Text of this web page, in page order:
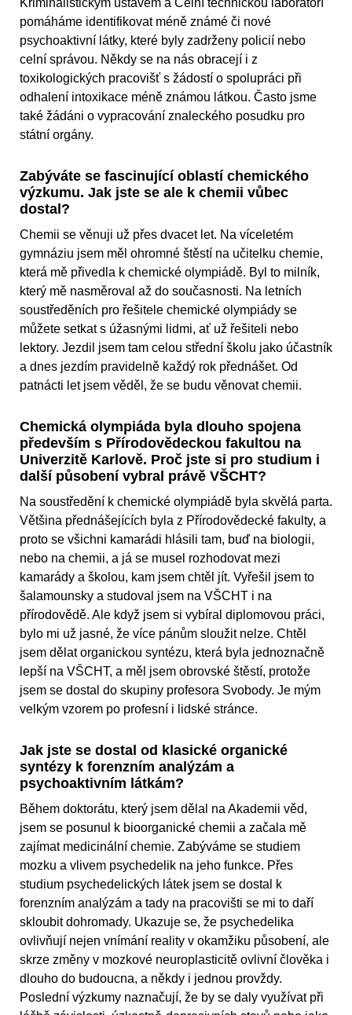
pomáháme identifikovat méně známé či nové
psychoaktivní látky, které byly zadrženy policií nebo
celní správou. Někdy se na nás obracejí i z
toxikologických pracovišť s žádostí o spolupráci při
odhalení intoxikace méně známou látkou. Často jsme
také žádáni o vypracování znaleckého posudku pro
státní orgány.
Zabýváte se fascinující oblastí chemického
výzkumu. Jak jste se ale k chemii vůbec
dostal?
Chemii se věnuji už přes dvacet let. Na víceletém
gymnáziu jsem měl ohromné štěstí na učitelku chemie,
která mě přivedla k chemické olympiádě. Byl to milník,
který mě nasměroval až do současnosti. Na letních
soustředěních pro řešitele chemické olympiády se
můžete setkat s úžasnými lidmi, ať už řešiteli nebo
lektory. Jezdil jsem tam celou střední školu jako účastník
a dnes jezdím pravidelně každý rok přednášet. Od
patnácti let jsem věděl, že se budu věnovat chemii.
Chemická olympiáda byla dlouho spojena
především s Přírodovědeckou fakultou na
Univerzitě Karlově. Proč jste si pro studium i
další působení vybral právě VŠCHT?
Na soustředění k chemické olympiádě byla skvělá parta.
Většina přednášejících byla z Přírodovědecké fakulty, a
proto se všichni kamarádi hlásili tam, buď na biologii,
nebo na chemii, a já se musel rozhodovat mezi
kamarády a školou, kam jsem chtěl jít. Vyřešil jsem to
šalamounsky a studoval jsem na VŠCHT i na
přírodovědě. Ale když jsem si vybíral diplomovou práci,
bylo mi už jasné, že více pánům sloužit nelze. Chtěl
jsem dělat organickou syntézu, která byla jednoznačně
lepší na VŠCHT, a měl jsem obrovské štěstí, protože
jsem se dostal do skupiny profesora Svobody. Je mým
velkým vzorem po profesní i lidské stránce.
Jak jste se dostal od klasické organické
syntézy k forenzním analýzám a
psychoaktivním látkám?
Během doktorátu, který jsem dělal na Akademii věd,
jsem se posunul k bioorganické chemii a začala mě
zajímat medicinální chemie. Zabýváme se studiem
mozku a vlivem psychedelik na jeho funkce. Přes
studium psychedelických látek jsem se dostal k
forenzním analýzám a tady na pracovišti se mi to daří
skloubit dohromady. Ukazuje se, že psychedelika
ovlivňují nejen vnímání reality v okamžiku působení, ale
skrze změny v mozkové neuroplasticitě ovlivní člověka i
dlouho do budoucna, a někdy i jednou provždy.
Poslední výzkumy naznačují, že by se daly využívat při